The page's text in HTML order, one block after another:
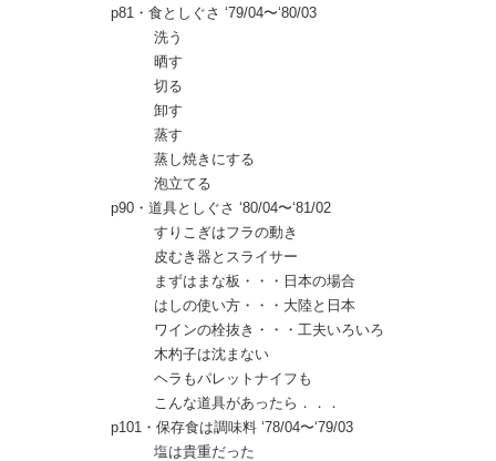
p81・食としぐさ ‘79/04〜‘80/03
洗う
晒す
切る
卸す
蒸す
蒸し焼きにする
泡立てる
p90・道具としぐさ ‘80/04〜‘81/02
すりこぎはフラの動き
皮むき器とスライサー
まずはまな板・・・日本の場合
はしの使い方・・・大陸と日本
ワインの栓抜き・・・工夫いろいろ
木杓子は沈まない
ヘラもパレットナイフも
こんな道具があったら．．．
p101・保存食は調味料 ‘78/04〜‘79/03
塩は貴重だった